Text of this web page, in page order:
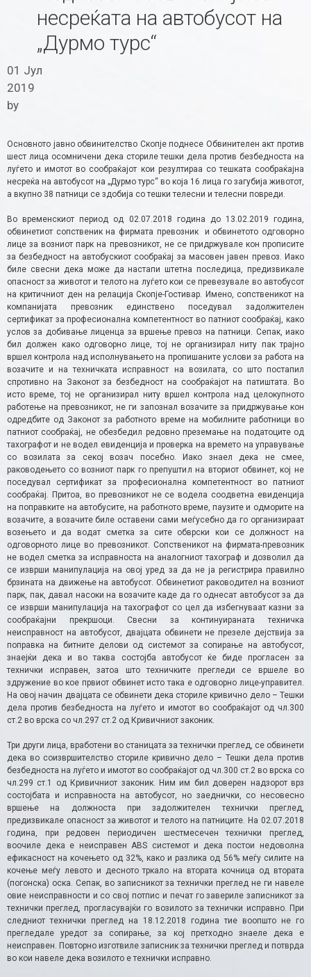
несреќата на автобусот на
„Дурмо турс“
01 Јул
2019
by
Основното јавно обвинителство Скопје поднесе Обвинителен акт против
шест лица осомничени дека сториле тешки дела против безбедноста на
луѓето и имотот во сообраќајот кои резултираа со тешката сообраќајна
несреќа на автобусот на „Дурмо турс“ во која 16 лица го загубија животот,
а вкупно 38 патници се здобиja со тешки телесни и телесни повреди.
Во временскиот период од 02.07.2018 година до 13.02.2019 година,
обвинетиот сопственик на фирмата превозник и обвинетото одговорно
лице за возниот парк на превозникот, не се придржувале кон прописите
за безбедност на автобускиот сообраќај за масовен јавен превоз. Иако
биле свесни дека може да настапи штетна последица, предизвикале
опасност за животот и телото на луѓето кои се превезувале во автобусот
на критичниот ден на релација Скопје-Гостивар. Имено, сопственикот на
компанијата превозник единствено поседувал задолжителен
сертификат за професионална компетентност во патниот сообраќај, како
услов за добивање лиценца за вршење превоз на патници. Сепак, иако
бил должен како одговорно лице, тој не организирал ниту пак трајно
вршел контрола над исполнувањето на пропишаните услови за работа на
возачите и на техничката исправност на возилата, со што постапил
спротивно на Законот за безбедност на сообраќајот на патиштата. Во
исто време, тој не организирал ниту вршел контрола над целокупното
работење на превозникот, не ги запознал возачите за придржување кон
одредбите од Законот за работното време на мобилните работници во
патниот сообраќај, не обезбедил редовно преземање на податоците од
тахографот и не водел евиденција и проверка на времето на управување
со возилата за секој возач посебно. Иако знаел дека не смее,
раководењето со возниот парк го препуштил на вториот обвинет, кој не
поседувал сертификат за професионална компетентност во патниот
сообраќај. Притоа, во превозникот не се водела соодветна евиденција
на поправките на автобусите, на работното време, паузите и одморите на
возачите, а возачите биле оставени сами меѓусебно да го организираат
возењето и да водат сметка за сите обврски кои се должност на
одговорното лице во превозникот. Сопственикот на фирмата-превозник
не водел сметка за исправноста на аналогниот тахограф и дозволил да
се изврши манипулација на овој уред за да не ја регистрира правилно
брзината на движење на автобусот. Обвинетиот раководител на возниот
парк, пак, давал насоки на возачите каде да го однесат автобусот за да
се изврши манипулација на тахографот со цел да избегнуваат казни за
сообраќајни прекршоци. Свесни за континуираната техничка
неисправност на автобусот, двајцата обвинети не презеле дејствија за
поправка на битните делови од системот за сопирање на автобусот,
знаејќи дека и во таква состојба автобусот ќе биде прогласен за
технички исправен, затоа што техничките прегледи се вршеле во
здружение во кое првиот обвинет исто така е одговорно лице-управител.
На овој начин двајцата се обвинети дека сториле кривично дело – Тешки
дела против безбедноста на луѓето и имотот во сообраќајот од чл.300
ст.2 во врска со чл.297 ст.2 од Кривичниот законик.
Три други лица, вработени во станицата за технички преглед, се обвинети
дека во соизвршителство сториле кривично дело – Тешки дела против
безбедноста на луѓето и имотот во сообраќајот од чл.300 ст.2 во врска со
чл.299 ст.1 од Кривичниот законик. Ним им бил доверен надзорот врз
состојбата и исправноста на автобусот, но заеднички, со несовесно
вршење на должноста при задолжителен технички преглед,
предизвикале опасност за животот и телото на патниците. На 02.07.2018
година, при редовен периодичен шестмесечен технички преглед,
воочиле дека е неисправен ABS системот и дека постои недоволна
ефикасност на кочењето од 32%, како и разлика од 56% меѓу силите на
кочење меѓу левото и десното тркало на втората кочница од втората
(погонска) оска. Сепак, во записникот за технички преглед не ги навеле
овие неисправности и со свој потпис и печат го завериле записникот за
технички преглед, прогласувајќи го возилото за технички исправно. При
следниот технички преглед на 18.12.2018 година тие воопшто не го
прегледале уредот за сопирање, за кој претходно знаеле дека е
неисправен. Повторно изготвиле записник за технички преглед и потврда
во кои навеле дека возилото е технички исправно.